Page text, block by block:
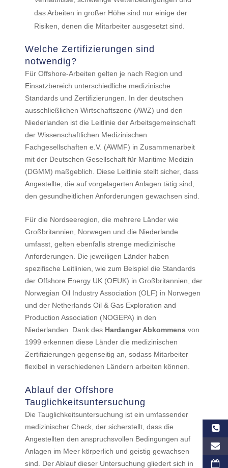
das Arbeiten in großer Höhe sind nur einige der
Risiken, denen die Mitarbeiter ausgesetzt sind.
Welche Zertifizierungen sind
notwendig?
Für Offshore-Arbeiten gelten je nach Region und
Einsatzbereich unterschiedliche medizinische
Standards und Zertifizierungen. In der deutschen
ausschließlichen Wirtschaftszone (AWZ) und den
Niederlanden ist die Leitlinie der Arbeitsgemeinschaft
der Wissenschaftlichen Medizinischen
Fachgesellschaften e.V. (AWMF) in Zusammenarbeit
mit der Deutschen Gesellschaft für Maritime Medizin
(DGMM) maßgeblich. Diese Leitlinie stellt sicher, dass
Angestellte, die auf vorgelagerten Anlagen tätig sind,
den gesundheitlichen Anforderungen gewachsen sind.
Für die Nordseeregion, die mehrere Länder wie
Großbritannien, Norwegen und die Niederlande
umfasst, gelten ebenfalls strenge medizinische
Anforderungen. Die jeweiligen Länder haben
spezifische Leitlinien, wie zum Beispiel die Standards
der Offshore Energy UK (OEUK) in Großbritannien, der
Norwegian Oil Industry Association (OLF) in Norwegen
und der Netherlands Oil & Gas Exploration and
Production Association (NOGEPA) in den
Niederlanden. Dank des Hardanger Abkommens von
1999 erkennen diese Länder die medizinischen
Zertifizierungen gegenseitig an, sodass Mitarbeiter
flexibel in verschiedenen Ländern arbeiten können.
Ablauf der Offshore
Tauglichkeitsuntersuchung
Die Tauglichkeitsuntersuchung ist ein umfassender
medizinischer Check, der sicherstellt, dass die
Angestellten den anspruchsvollen Bedingungen auf
Anlagen im Meer körperlich und geistig gewachsen
sind. Der Ablauf dieser Untersuchung gliedert sich in